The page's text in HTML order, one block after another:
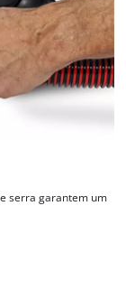
serra garantem um